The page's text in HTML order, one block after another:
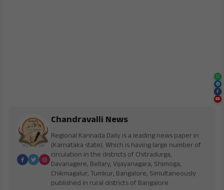
Chandravalli News
Regional Kannada Daily is a leading news paper in
(Karnataka state). Which is having large number of
circulation in the districts of Chitradurga,
Davanagere, Bellary, Vijayanagara, Shimoga,
Chikmagalur, Tumkur, Bangalore, Simultaneously
published in rural districts of Bangalore